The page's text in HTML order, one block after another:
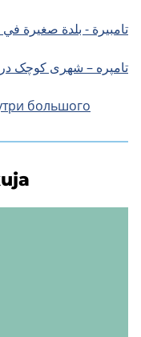
تامبيرة - بلدة صغيرة في
تامپره – شهری کوچک
большого